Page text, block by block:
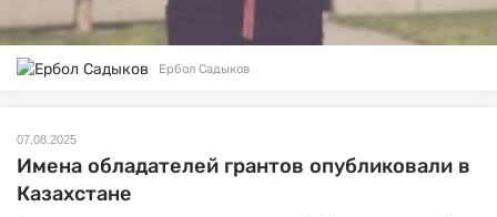
Ербол Садыков
07.08.2025
Имена обладателей грантов опубликовали в
Казахстане